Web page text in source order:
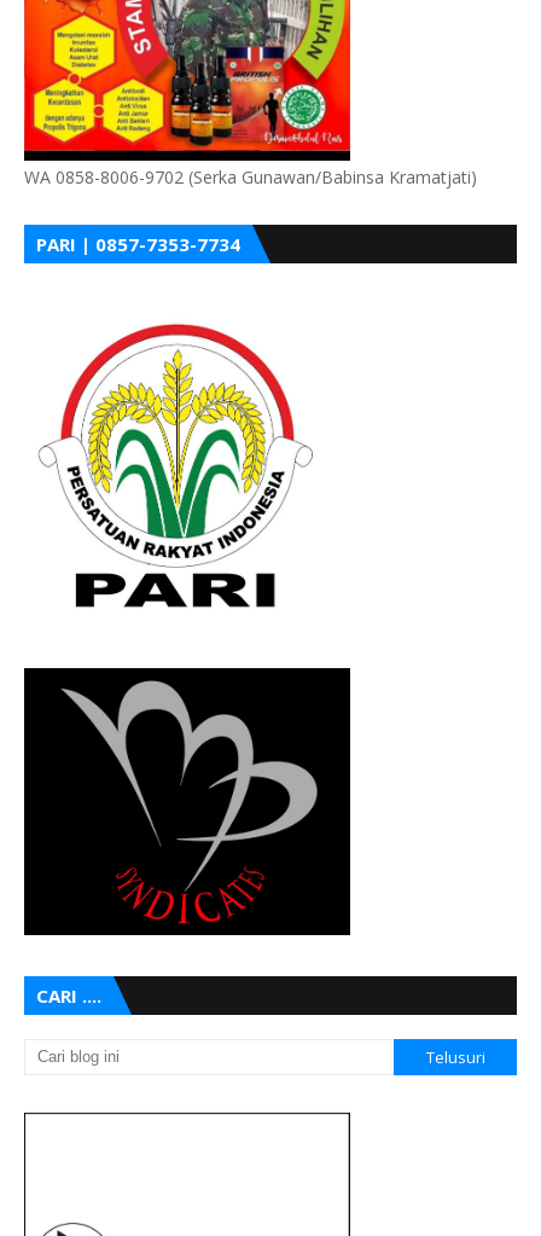
WA 0858-8006-9702 (Serka Gunawan/Babinsa Kramatjati)
PARI | 0857-7353-7734
CARI ....